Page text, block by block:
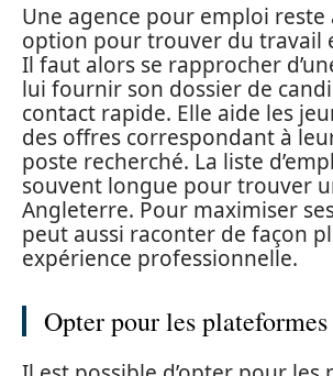
Une agence pour emploi reste
option pour trouver du travail
Il faut alors se rapprocher
lui fournir son dossier de
contact rapide. Elle aide les
des offres correspondant à
poste recherché. La liste
souvent longue pour trouver
Angleterre. Pour maximiser
peut aussi raconter de façon
expérience professionnelle.
Opter pour les